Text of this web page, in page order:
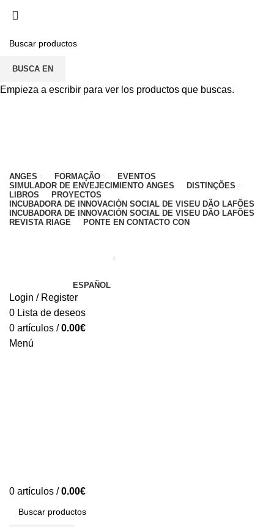
CON: CENTRO EDUCATIVO - 912 092 520 | GENERAL -
911 997 434 (CHAMADA PARA REDE MÓVEL
ANGES FORMAÇÃO
EVENTOS
SIMULADOR DE ENVEJECIMIENTO ANGES
DISTINÇÕES
LIBROS
PROYECTOS
INCUBADORA DE INNOVACIÓN SOCIAL DE VISEU DÃO LAFÕES
INCUBADORA DE INNOVACIÓN SOCIAL DE VISEU DÃO LAFÕES
REVISTA RIAGE
PONTE EN CONTACTO CON
ESPAÑOL
Login / Register
0 Lista de deseos
0 artículos / 0.00€
Menú
0 artículos / 0.00€
BUSCA EN
Empieza a escribir para ver los productos que buscas.